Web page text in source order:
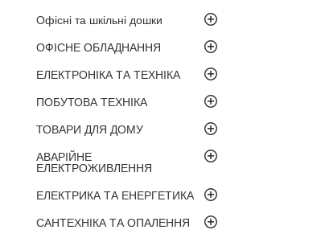
Офісні та шкільні дошки
ОФІСНЕ ОБЛАДНАННЯ
ЕЛЕКТРОНІКА ТА ТЕХНІКА
ПОБУТОВА ТЕХНІКА
ТОВАРИ ДЛЯ ДОМУ
АВАРІЙНЕ
ЕЛЕКТРОЖИВЛЕННЯ
ЕЛЕКТРИКА ТА ЕНЕРГЕТИКА
САНТЕХНІКА ТА ОПАЛЕННЯ